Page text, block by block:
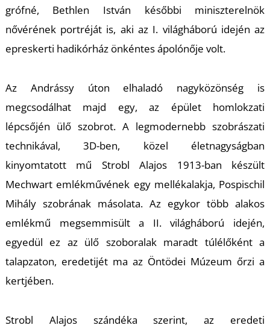
grófné, Bethlen István későbbi miniszterelnök
nővérének portréját is, aki az I. világháború idején az
epreskerti hadikórház önkéntes ápolónője volt.
Az Andrássy úton elhaladó nagyközönség is
megcsodálhat majd egy, az épület homlokzati
lépcsőjén ülő szobrot. A legmodernebb szobrászati
technikával, 3D-ben, közel életnagyságban
kinyomtatott mű Strobl Alajos 1913-ban készült
Mechwart emlékművének egy mellékalakja, Pospischil
Mihály szobrának másolata. Az egykor több alakos
emlékmű megsemmisült a II. világháború idején,
egyedül ez az ülő szoboralak maradt túlélőként a
talapzaton, eredetijét ma az Öntödei Múzeum őrzi a
kertjében.
Strobl Alajos szándéka szerint, az eredeti